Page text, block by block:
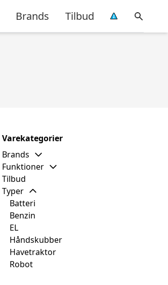
Brands Tilbud
Varekategorier
Brands
Funktioner
Tilbud
Typer
Batteri
Benzin
EL
Håndskubber
Havetraktor
Robot